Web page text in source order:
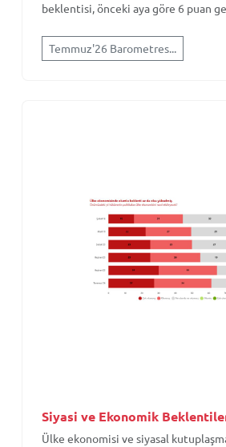
beklentisi, önceki aya göre 6 puan
Temmuz'26 Barometres...
Siyasi ve Ekonomik
Ülke ekonomisi ve siyasal